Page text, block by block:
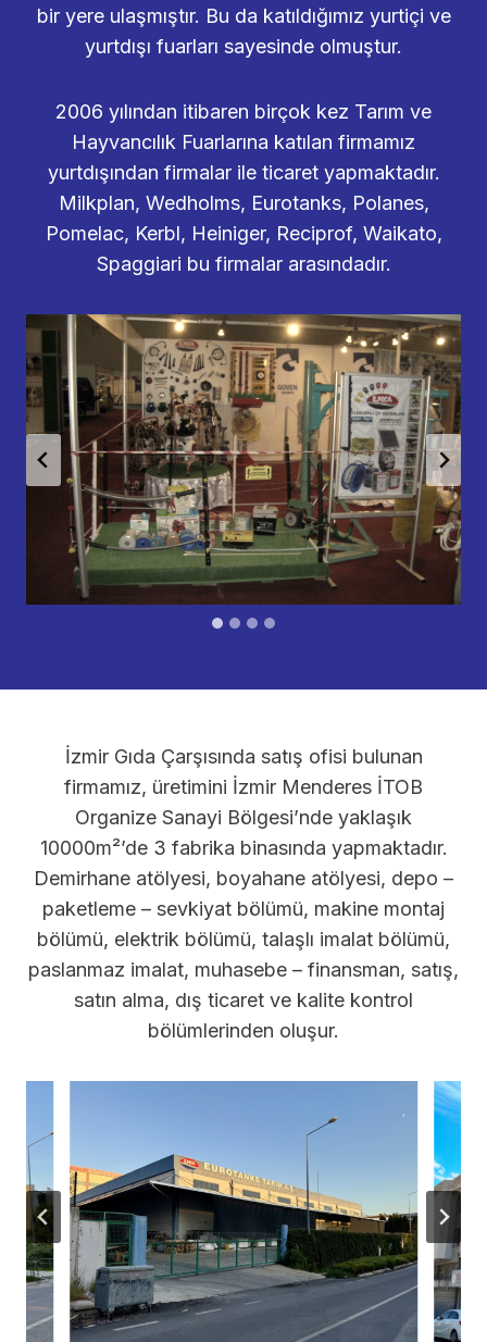
bir yere ulaşmıştır. Bu da katıldığımız yurtiçi ve
yurtdışı fuarları sayesinde olmuştur.
2006 yılından itibaren birçok kez Tarım ve
Hayvancılık Fuarlarına katılan firmamız
yurtdışından firmalar ile ticaret yapmaktadır.
Milkplan, Wedholms, Eurotanks, Polanes,
Pomelac, Kerbl, Heiniger, Reciprof, Waikato,
Spaggiari bu firmalar arasındadır.
İzmir Gıda Çarşısında satış ofisi bulunan
firmamız, üretimini İzmir Menderes İTOB
Organize Sanayi Bölgesi’nde yaklaşık
10000m²’de 3 fabrika binasında yapmaktadır.
Demirhane atölyesi, boyahane atölyesi, depo –
paketleme – sevkiyat bölümü, makine montaj
bölümü, elektrik bölümü, talaşlı imalat bölümü,
paslanmaz imalat, muhasebe – finansman, satış,
satın alma, dış ticaret ve kalite kontrol
bölümlerinden oluşur.